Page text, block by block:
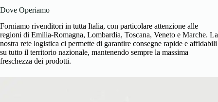
Dove Operiamo
Forniamo rivenditori in tutta Italia, con particolare attenzione alle
regioni di Emilia-Romagna, Lombardia, Toscana, Veneto e Marche. La
nostra rete logistica ci permette di garantire consegne rapide e affidabili
su tutto il territorio nazionale, mantenendo sempre la massima
freschezza dei prodotti.